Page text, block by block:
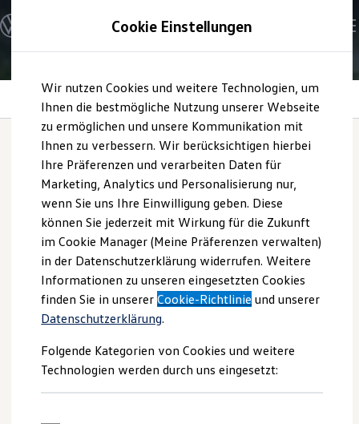
Hauptinhalt
springen
Footer
springen
Modelle und Konfigurator
Konfigurator
Modelle vergleichen
Elektroautos
ENERGY Sondermodelle
Nutzfahrzeuge
SUV und CUV
Familienautos
Kombis
Kompaktwagen
Sportwagen
Schnell verfügbare Fahrzeuge
Angebote und Produkte
Aktuelle Angebote
E-Auto-Förderung
Volkswagen Marktplatz
Die ENERGY Sondermodelle
Junge Gebrauchtwagen und Gebrauchtwagen
Volkswagen Zertifizierte Gebrauchtwagen
Elektromobilität bei Gebrauchtwagen
Saisonangebote
Reifenpakete
Leasing
Leasing-Angebote
Besuch in der Waschanlage
Besuch in der
Waschanlage
Cookie Einstellungen
Wir nutzen Cookies und weitere Technologien, um
Ihnen die bestmögliche Nutzung unserer Webseite
zu ermöglichen und unsere Kommunikation mit
Ihnen zu verbessern. Wir berücksichtigen hierbei
Ihre Präferenzen und verarbeiten Daten für
Marketing, Analytics und Personalisierung nur,
wenn Sie uns Ihre Einwilligung geben. Diese
können Sie jederzeit mit Wirkung für die Zukunft
im Cookie Manager (Meine Präferenzen verwalten)
in der Datenschutzerklärung widerrufen. Weitere
Informationen zu unseren eingesetzten Cookies
finden Sie in unsererCookie-Richtlinie und unserer
Datenschutzerklärung.
Folgende Kategorien von Cookies und weitere
Technologien werden durch uns eingesetzt: